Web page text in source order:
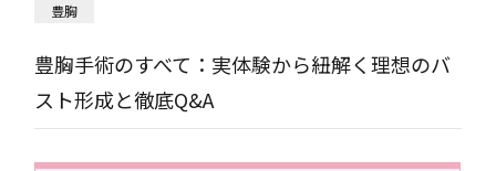
豊胸
豊胸手術のすべて：実体験から紐解く理想のバ
スト形成と徹底Q&A